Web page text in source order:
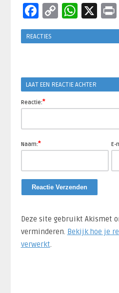
Facebook
Copy
Link
X
REACTIES
LAAT EEN REACTIE ACHTER
Reactie:*
Naam:* E-
Deze site gebruikt Akismet
verminderen. Bekijk hoe je
verwerkt.